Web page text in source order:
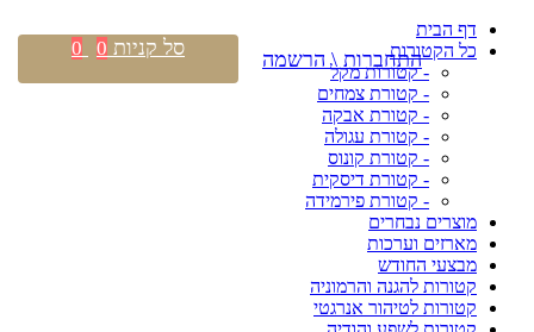
דף הבית
כל הקטורות
- קטורות מקל
- קטורת צמחים
- קטורת אבקה
- קטורת עגולה
- קטורת קונוס
- קטורת דיסקית
- קטורת פירמידה
מוצרים נבחרים
מארזים וערכות
מבצעי החודש
קטורות להגנה והרמוניה
קטורות לטיהור אנרגטי
התחברות \ הרשמה סל קניות 0
0